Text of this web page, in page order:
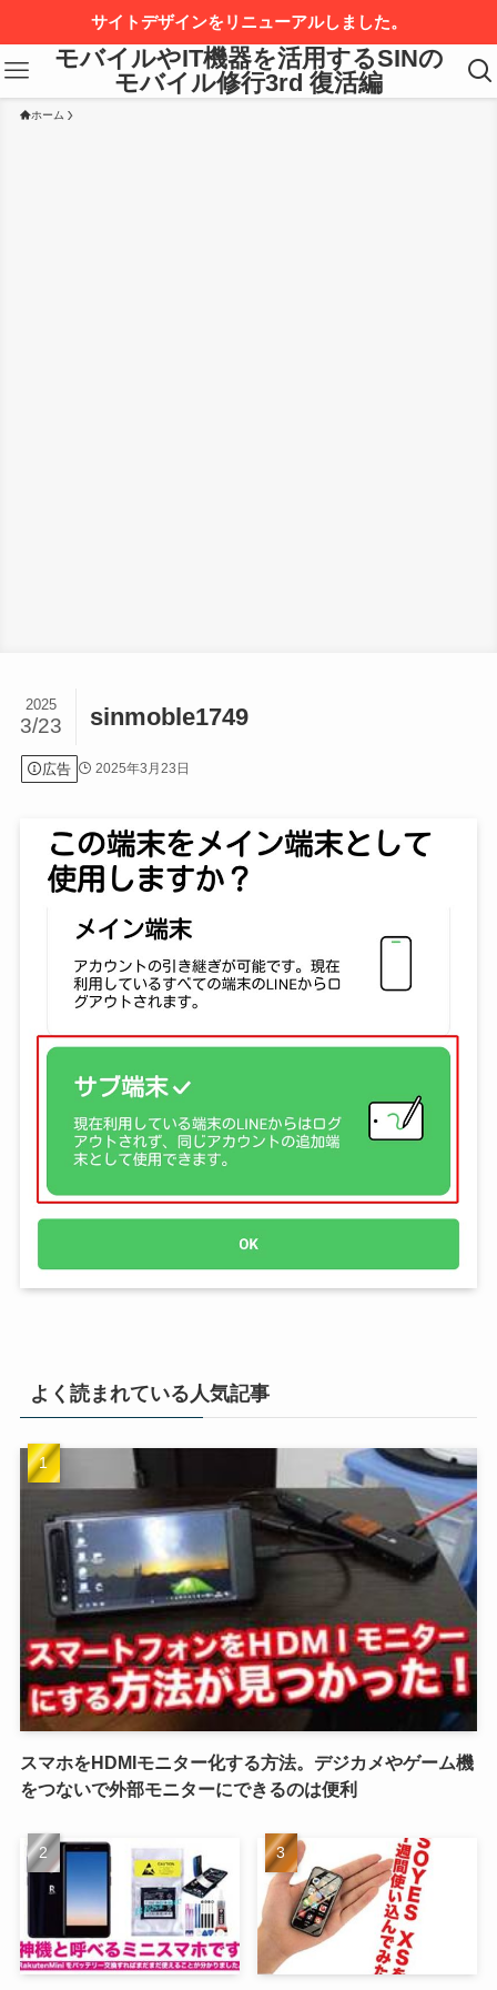
サイトデザインをリニューアルしました。
モバイルやIT機器を活用するSINの
モバイル修行3rd 復活編
ホーム
sinmoble1749
2025
3/23
広告 2025年3月23日
よく読まれている人気記事
スマホをHDMIモニター化する方法。デジカメやゲーム機
をつないで外部モニターにできるのは便利